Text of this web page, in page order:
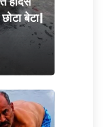
बेटा|